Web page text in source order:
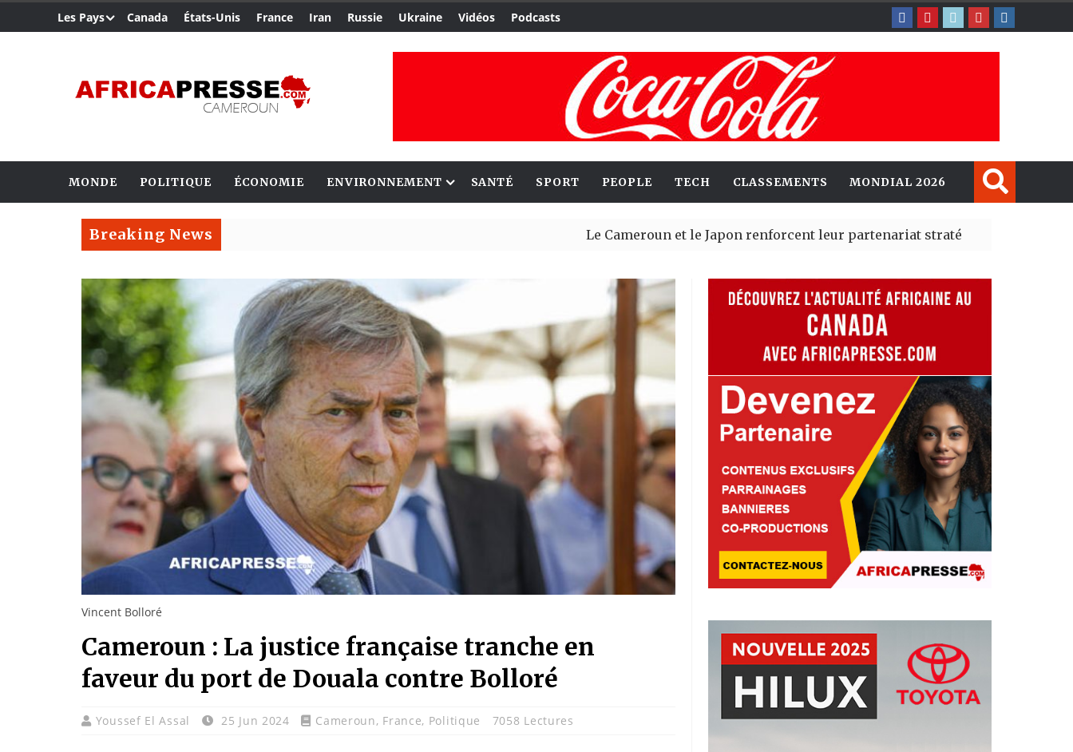
Les Pays Canada États-Unis France Iran Russie Ukraine Vidéos Podcasts
MONDE POLITIQUE ÉCONOMIE ENVIRONNEMENT SANTÉ SPORT PEOPLE TECH CLASSEMENTS MONDIAL 2026
Breaking News Le Cameroun et le Japon renforcent leur partenariat stratégique avec un cap sur
Vincent Bolloré
Cameroun : La justice française tranche en
faveur du port de Douala contre Bolloré
Youssef El Assal 25 Jun 2024 Cameroun, France, Politique 7058 Lectures